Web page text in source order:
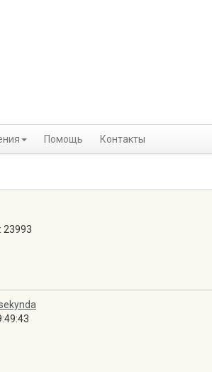
Помощь Контакты
23993